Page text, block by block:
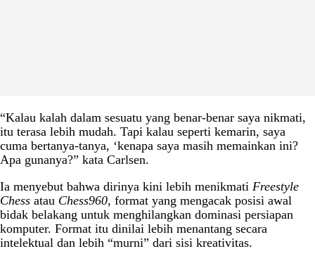
“Kalau kalah dalam sesuatu yang benar-benar saya nikmati,
itu terasa lebih mudah. Tapi kalau seperti kemarin, saya
cuma bertanya-tanya, ‘kenapa saya masih memainkan ini?
Apa gunanya?” kata Carlsen.
Ia menyebut bahwa dirinya kini lebih menikmati Freestyle
Chess atau Chess960, format yang mengacak posisi awal
bidak belakang untuk menghilangkan dominasi persiapan
komputer. Format itu dinilai lebih menantang secara
intelektual dan lebih “murni” dari sisi kreativitas.